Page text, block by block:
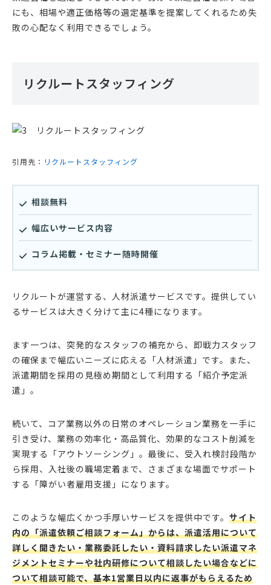
にも、相場や適正価格等の選定基準を提案してくれるため失
敗の心配なく利用できるでしょう。
リクルートスタッフィング
引用先： リクルートスタッフィング
相談無料
幅広いサービス内容
コラム掲載・セミナー随時開催
リクルートが運営する、人材派遣サービスです。提供してい
るサービスは大きく分けて主に4種になります。
ます一つは、突発的なスタッフの補充から、即戦力スタッフ
の確保まで幅広いニーズに応える「人材派遣」です。また、
派遣期間を採用の見極め期間として利用する「紹介予定派
遣」。
続いて、コア業務以外の日常のオペレーション業務を一手に
引き受け、業務の効率化・高品質化、効果的なコスト削減を
実現する「アウトソーシング」。最後に、受入れ検討段階か
ら採用、入社後の職場定着まで、さまざまな場面でサポート
する「障がい者雇用支援」になります。
このような幅広くかつ手厚いサービスを提供中です。 サイト
内の「派遣依頼ご相談フォーム」からは、派遣活用について
詳しく聞きたい・業務委託したい・資料請求したい派遣マネ
ジメントセミナーや社内研修について相談したい場合などに
ついて相談可能で、基本1営業日以内に返事がもらえるため